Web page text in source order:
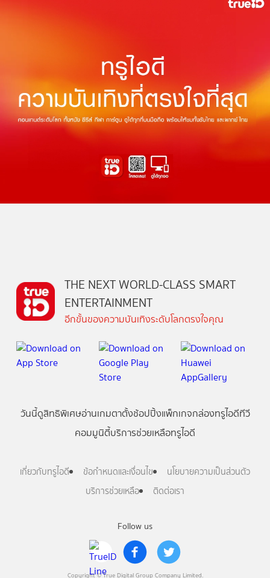
Follow us
Copyright © True Digital Group Company Limited.
THE NEXT WORLD-CLASS SMART
ENTERTAINMENT
อีกขั้นของความบันเทิงระดับโลกตรงใจคุณ
วันนี้ดูสิทธิพิเศษอ่านเกมตาตั้งช้อปปิ้งแพ็กเกจกล่องทรูไอดีทีวี
คอมมูนิตี้บริการช่วยเหลือทรูไอดี
เกี่ยวกับทรูไอดี ข้อกำหนดและเงื่อนไข
นโยบายความเป็นส่วนตัว
บริการช่วยเหลือ
ติดต่อเรา